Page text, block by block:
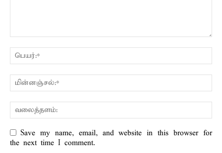
Save my name, email, and website in this browser for
the next time I comment.